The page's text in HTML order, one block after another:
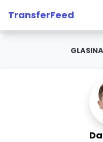
TransferFeed